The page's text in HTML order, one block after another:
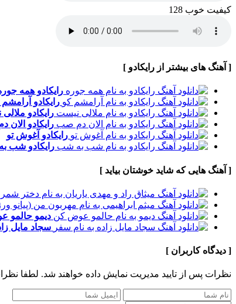
کیفیت خوب 128
[ آهنگ های بیشتر از رایکادو ]
رایکادو همه
رایکادو آرامشم
رایکادو
رایکادو الان
رایکادو آغوش تو
رایکادو شب
[ آهنگ هایی که شاید خوشتان بیاید ]
دیمو حالمو
سجاد مایل
[ دیدگاه کاربران ]
نظرات پس از تایید مدیریت نمایش داده خواهند شد. لطفا